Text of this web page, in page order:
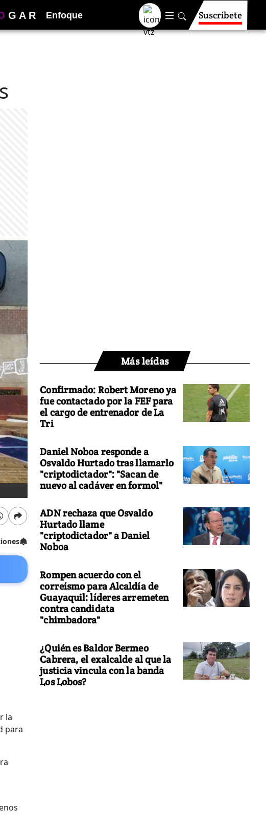
G A R Enfoque Suscríbete
la
para
Más leídas
Confirmado: Robert Moreno ya
fue contactado por la FEF para
el cargo de entrenador de La
Tri
Daniel Noboa responde a
Osvaldo Hurtado tras llamarlo
"criptodictador": "Sacan de
nuevo al cadáver en formol"
ADN rechaza que Osvaldo
Hurtado llame
"criptodictador" a Daniel
Noboa
Rompen acuerdo con el
correísmo para Alcaldía de
Guayaquil: líderes arremeten
contra candidata
"chimbadora"
¿Quién es Baldor Bermeo
Cabrera, el exalcalde al que la
justicia vincula con la banda
Los Lobos?